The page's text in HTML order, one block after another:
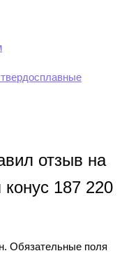
отзыв на
187 220
Обязательные поля